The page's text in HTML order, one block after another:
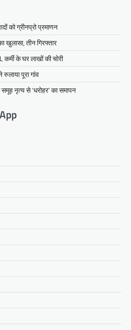
को ग्रीनप्रो प्रमाणन
खुलासा, तीन गिरफ्तार
कर्मी के घर लाखों की चोरी
रुलाया पूरा गांव
समूह नृत्य से ‘धरोहर’ का समापन